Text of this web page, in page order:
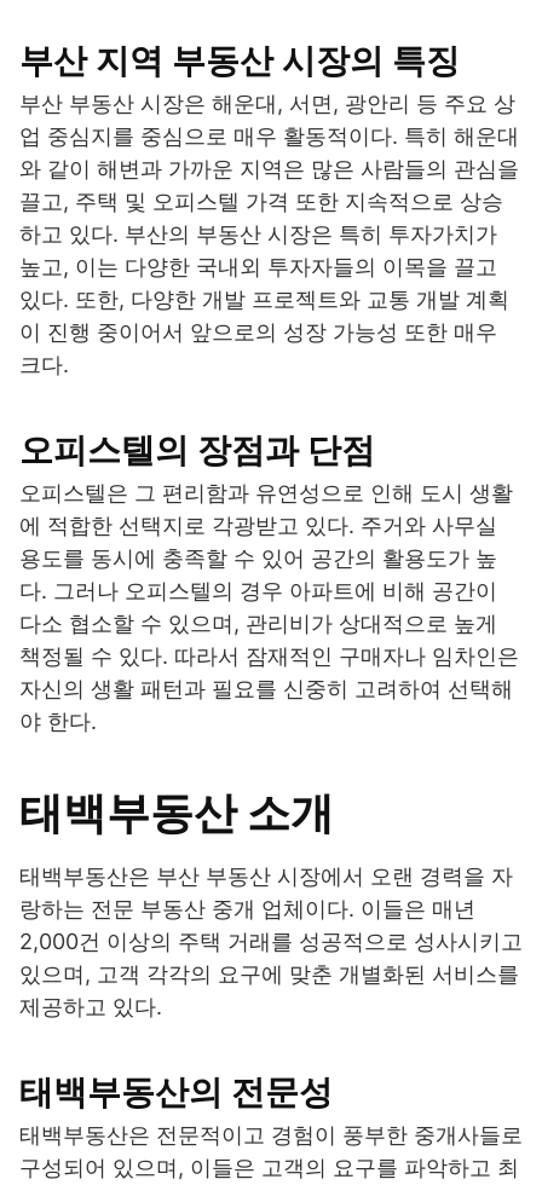
부산 지역 부동산 시장의 특징
부산 부동산 시장은 해운대, 서면, 광안리 등 주요 상
업 중심지를 중심으로 매우 활동적이다. 특히 해운대
와 같이 해변과 가까운 지역은 많은 사람들의 관심을
끌고, 주택 및 오피스텔 가격 또한 지속적으로 상승
하고 있다. 부산의 부동산 시장은 특히 투자가치가
높고, 이는 다양한 국내외 투자자들의 이목을 끌고
있다. 또한, 다양한 개발 프로젝트와 교통 개발 계획
이 진행 중이어서 앞으로의 성장 가능성 또한 매우
크다.
오피스텔의 장점과 단점
오피스텔은 그 편리함과 유연성으로 인해 도시 생활
에 적합한 선택지로 각광받고 있다. 주거와 사무실
용도를 동시에 충족할 수 있어 공간의 활용도가 높
다. 그러나 오피스텔의 경우 아파트에 비해 공간이
다소 협소할 수 있으며, 관리비가 상대적으로 높게
책정될 수 있다. 따라서 잠재적인 구매자나 임차인은
자신의 생활 패턴과 필요를 신중히 고려하여 선택해
야 한다.
태백부동산 소개
태백부동산은 부산 부동산 시장에서 오랜 경력을 자
랑하는 전문 부동산 중개 업체이다. 이들은 매년
2,000건 이상의 주택 거래를 성공적으로 성사시키고
있으며, 고객 각각의 요구에 맞춘 개별화된 서비스를
제공하고 있다.
태백부동산의 전문성
태백부동산은 전문적이고 경험이 풍부한 중개사들로
구성되어 있으며, 이들은 고객의 요구를 파악하고 최